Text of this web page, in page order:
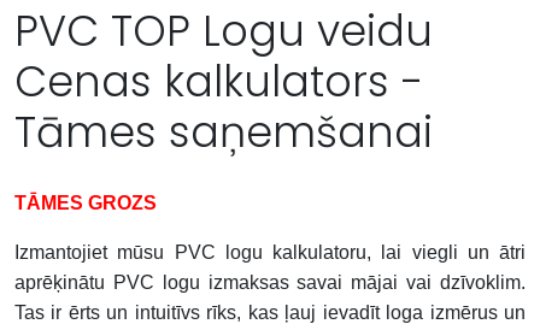
PVC TOP Logu veidu
Cenas kalkulators -
Tāmes saņemšanai
TĀMES GROZS
Izmantojiet mūsu PVC logu kalkulatoru, lai viegli un ātri
aprēķinātu PVC logu izmaksas savai mājai vai dzīvoklim.
Tas ir ērts un intuitīvs rīks, kas ļauj ievadīt loga izmērus un